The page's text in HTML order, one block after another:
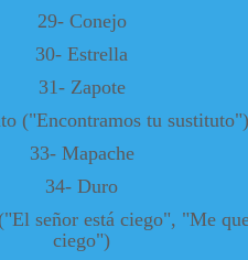
29- Conejo
30- Estrella
31- Zapote
("Encontramos tu sustituto")
33- Mapache
34- Duro
señor está ciego", "Me
ciego")